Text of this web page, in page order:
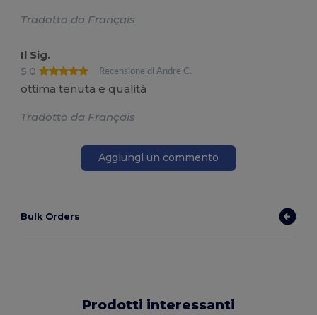
Tradotto da Français
Il Sig.
5.0
Recensione di Andre C.
ottima tenuta e qualità
Tradotto da Français
Aggiungi un commento
Bulk Orders
Prodotti interessanti